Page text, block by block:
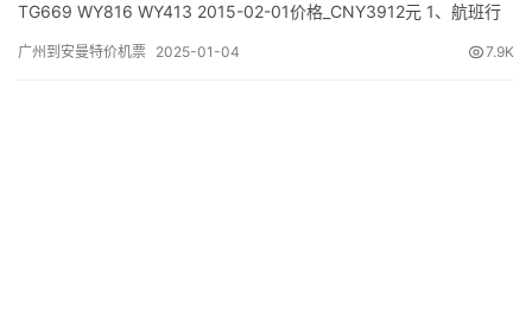
TG669 WY816 WY413 2015-02-01价格_CNY3912元 1、航班行
(Departure/Arrival) (Flight) (class) (Departure Time) (Arrival
广州到安曼特价机票 2025-01-04 7.9K